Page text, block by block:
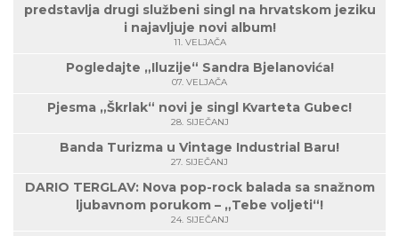
predstavlja drugi službeni singl na hrvatskom jeziku
i najavljuje novi album!
11. VELJAČA
Pogledajte „Iluzije“ Sandra Bjelanovića!
07. VELJAČA
Pjesma „Škrlak“ novi je singl Kvarteta Gubec!
28. SIJEČANJ
Banda Turizma u Vintage Industrial Baru!
27. SIJEČANJ
DARIO TERGLAV: Nova pop-rock balada sa snažnom
ljubavnom porukom – „Tebe voljeti“!
24. SIJEČANJ